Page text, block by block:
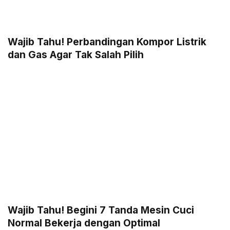
Wajib Tahu! Perbandingan Kompor Listrik
dan Gas Agar Tak Salah Pilih
Wajib Tahu! Begini 7 Tanda Mesin Cuci
Normal Bekerja dengan Optimal